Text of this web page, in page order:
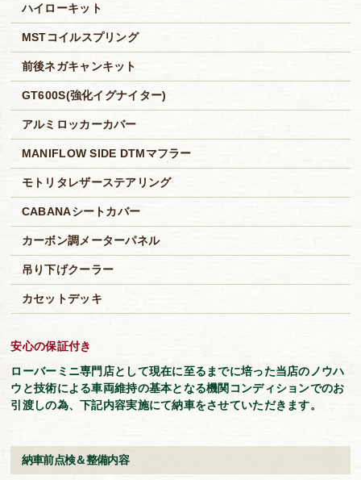
ハイローキット
MSTコイルスプリング
前後ネガキャンキット
GT600S(強化イグナイター)
アルミロッカーカバー
MANIFLOW SIDE DTMマフラー
モトリタレザーステアリング
CABANAシートカバー
カーボン調メーターパネル
吊り下げクーラー
カセットデッキ
安心の保証付き
ローバーミニ専門店として現在に至るまでに培った当店のノウハ
ウと技術による車両維持の基本となる機関コンディションでのお
引渡しの為、下記内容実施にて納車をさせていただきます。
納車前点検＆整備内容